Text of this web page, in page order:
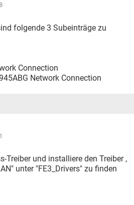
folgende 3 Subeinträge zu
Connection
Network Connection
Treiber und installiere den Treiber ,
unter "FE3_Drivers" zu finden